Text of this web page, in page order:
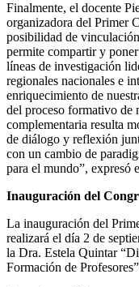
Finalmente, el docente
organizadora del Primer
posibilidad de
permite compartir y
líneas de investigación
regionales nacionales e
enriquecimiento de
del proceso formativo de
complementaria resulta
de diálogo y reflexión
con un cambio de
para el mundo”, expresó
Inauguración del
La inauguración del
realizará el día 2 de
la Dra. Estela Quintar
Formación de